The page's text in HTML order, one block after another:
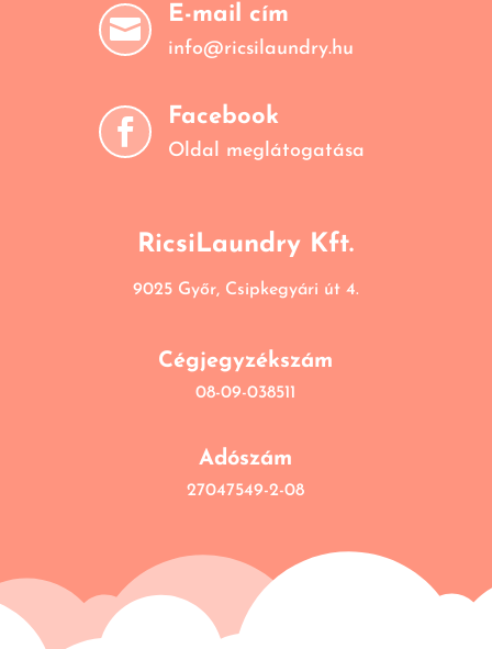
 E-mail cím
info@ricsilaundry.hu
 Facebook
Oldal meglátogatása
RicsiLaundry Kft.
9025 Győr, Csipkegyári út 4.
Cégjegyzékszám
08-09-038511
Adószám
27047549-2-08